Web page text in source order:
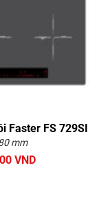
Faster FS 729SI
mm
VND